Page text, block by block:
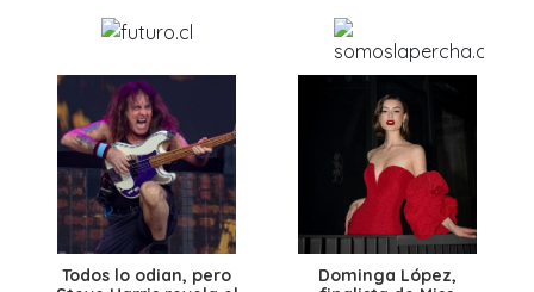
Todos lo odian, pero
Dominga López,